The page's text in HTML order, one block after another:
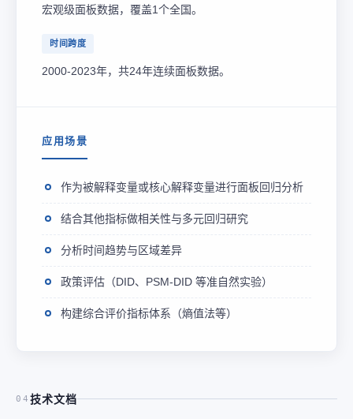
宏观级面板数据，覆盖1个全国。
时间跨度
2000-2023年，共24年连续面板数据。
应用场景
作为被解释变量或核心解释变量进行面板回归分析
结合其他指标做相关性与多元回归研究
分析时间趋势与区域差异
政策评估（DID、PSM-DID 等准自然实验）
构建综合评价指标体系（熵值法等）
04 技术文档